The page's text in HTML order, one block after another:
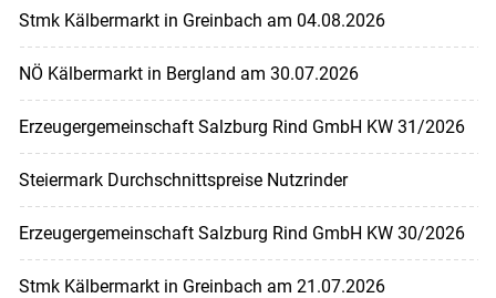
Stmk Kälbermarkt in Greinbach am 04.08.2026
NÖ Kälbermarkt in Bergland am 30.07.2026
Erzeugergemeinschaft Salzburg Rind GmbH KW 31/2026
Steiermark Durchschnittspreise Nutzrinder
Erzeugergemeinschaft Salzburg Rind GmbH KW 30/2026
Stmk Kälbermarkt in Greinbach am 21.07.2026